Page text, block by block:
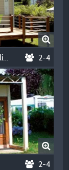
Stacaravan Grand Large - Voor Mindervaliden 2-4
2-4